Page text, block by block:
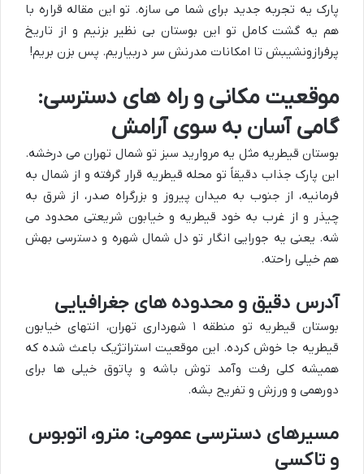
پارک یه تجربه جدید برای شما می سازه. تو این مقاله قراره با
هم یه گشت کامل تو این بوستان بی نظیر بزنیم و از تاریخ
پرفرازونشیبش تا امکانات مدرنش سر دربیاریم. پس بزن بریم!
موقعیت مکانی و راه های دسترسی:
گامی آسان به سوی آرامش
بوستان قیطریه مثل یه مروارید سبز تو شمال تهران می درخشه.
این پارک جذاب دقیقاً تو محله قیطریه قرار گرفته و از شمال به
فرمانیه، از جنوب به میدان پیروز و بزرگراه صدر، از شرق به
چیذر و از غرب به خود قیطریه و خیابون شریعتی محدود می
شه. یعنی یه جورایی انگار تو دل شمال شهره و دسترسی بهش
هم خیلی راحته.
آدرس دقیق و محدوده های جغرافیایی
بوستان قیطریه تو منطقه ۱ شهرداری تهران، انتهای خیابون
قیطریه جا خوش کرده. این موقعیت استراتژیک باعث شده که
همیشه کلی رفت وآمد توش باشه و پاتوق خیلی ها برای
دورهمی و ورزش و تفریح بشه.
مسیرهای دسترسی عمومی: مترو، اتوبوس
و تاکسی